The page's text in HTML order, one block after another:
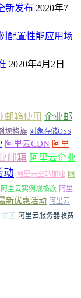
新发布 2020年7
配置性能应用场
2020年4月2日
邮箱使用 企业邮
规格族 对象存储OSS
阿里云CDN 阿里
邮箱 阿里云企业
动 阿里云全站加速 阿
阿里云实例规格族 阿里
新优惠活动 阿里云
团 阿里云服务器收费